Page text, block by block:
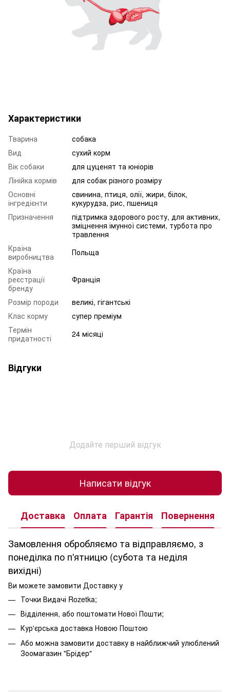
Характеристики
Тварина
собака
Вид
сухий корм
Вік собаки
для цуценят та юніорів
Лінійка кормів
для собак різного розміру
Основні
інгредієнти
свинина, птиця, олії, жири, білок,
кукурудза, рис, пшениця
Призначення
підтримка здорового росту, для активних,
зміцнення імунної системи, турбота про
травлення
Країна
виробництва
Польща
Країна
реєстрації
бренду
Франція
Розмір породи
великі, гігантські
Клас корму
супер преміум
Термін
придатності
24 місяці
Відгуки
Додайте перший відгук
Написати відгук
Доставка Оплата Гарантія Повернення
Замовлення обробляємо та відправляємо, з
понеділка по п'ятницю (субота та неділя
вихідні)
Ви можете замовити Доставку у
Точки Видачі Rozetka;
Відділення, або поштомати Нової Пошти;
Кур'єрська доставка Новою Поштою
Або можна замовити доставку в найближчий улюблений
Зоомагазин "Брідер"